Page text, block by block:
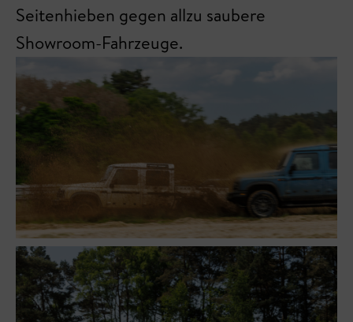
Seitenhieben gegen allzu saubere
Showroom-Fahrzeuge.